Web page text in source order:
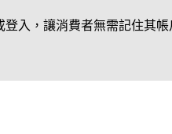
入，讓消費者無需記住其帳